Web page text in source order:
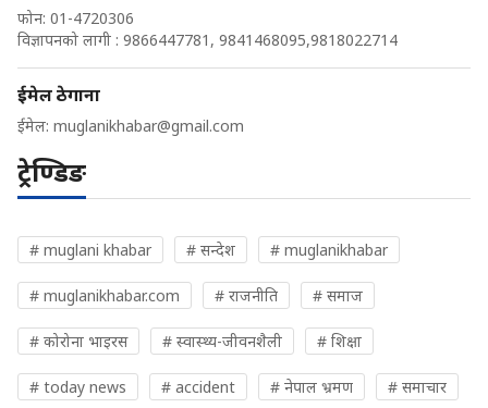
फोन: 01-4720306
विज्ञापनको लागी : 9866447781, 9841468095,9818022714
ईमेल ठेगाना
ईमेल: muglanikhabar@gmail.com
ट्रेण्डिङ
# muglani khabar # सन्देश # muglanikhabar
# muglanikhabar.com # राजनीति # समाज
# कोरोना भाइरस # स्वास्थ्य-जीवनशैली # शिक्षा
# today news # accident # नेपाल भ्रमण # समाचार